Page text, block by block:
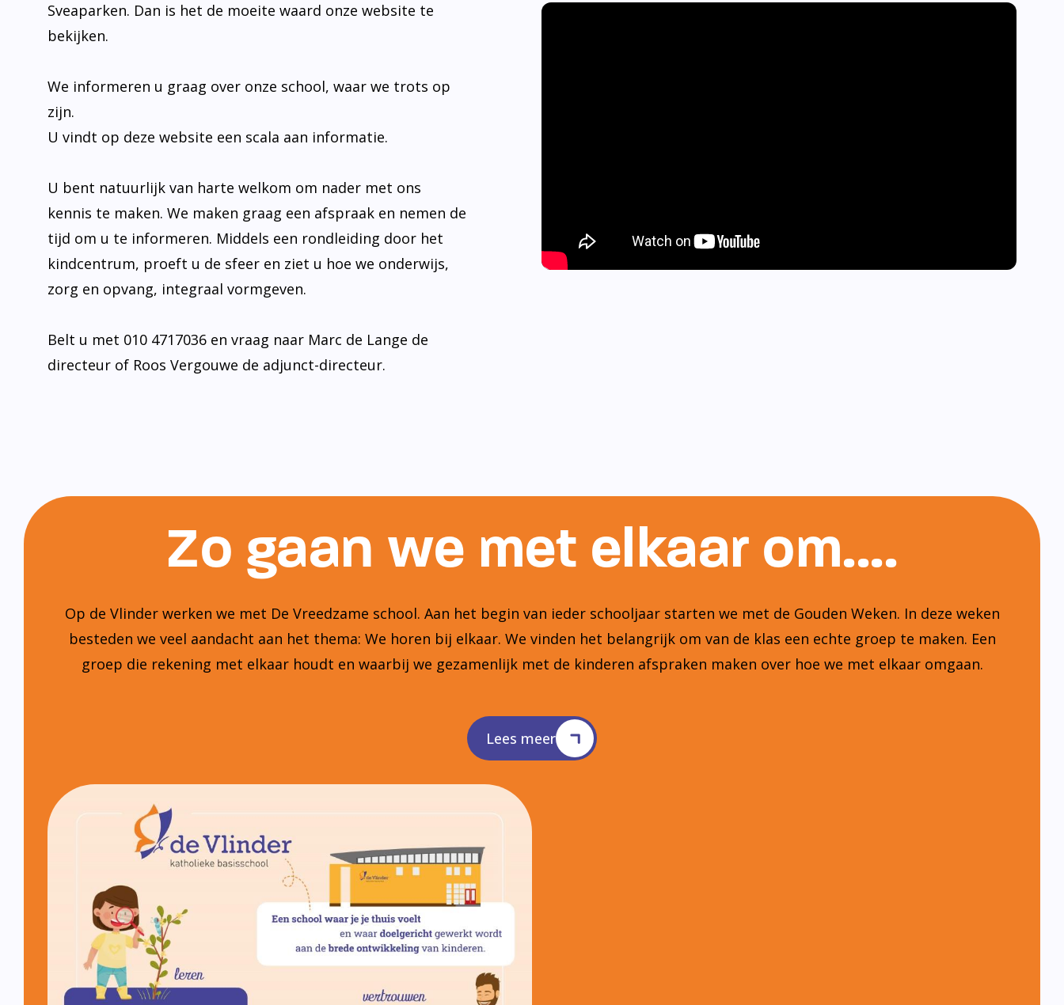
Sveaparken. Dan is het de moeite waard onze website te
bekijken.
We informeren u graag over onze school, waar we trots op
zijn.
U vindt op deze website een scala aan informatie.
U bent natuurlijk van harte welkom om nader met ons
kennis te maken. We maken graag een afspraak en nemen de
tijd om u te informeren. Middels een rondleiding door het
kindcentrum, proeft u de sfeer en ziet u hoe we onderwijs,
zorg en opvang, integraal vormgeven.
Belt u met 010 4717036 en vraag naar Marc de Lange de
directeur of Roos Vergouwe de adjunct-directeur.
Zo gaan we met elkaar om....
Op de Vlinder werken we met De Vreedzame school. Aan het begin van ieder schooljaar starten we met de Gouden Weken. In deze weken
besteden we veel aandacht aan het thema: We horen bij elkaar. We vinden het belangrijk om van de klas een echte groep te maken. Een
groep die rekening met elkaar houdt en waarbij we gezamenlijk met de kinderen afspraken maken over hoe we met elkaar omgaan.
Lees meer